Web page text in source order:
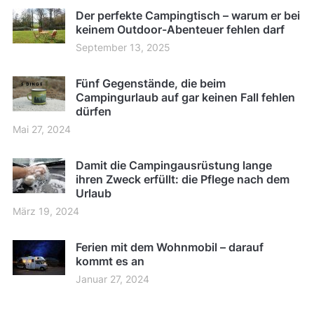
Der perfekte Campingtisch – warum er bei
keinem Outdoor-Abenteuer fehlen darf
September 13, 2025
Fünf Gegenstände, die beim
Campingurlaub auf gar keinen Fall fehlen
dürfen
Mai 27, 2024
Damit die Campingausrüstung lange
ihren Zweck erfüllt: die Pflege nach dem
Urlaub
März 19, 2024
Ferien mit dem Wohnmobil – darauf
kommt es an
Januar 27, 2024